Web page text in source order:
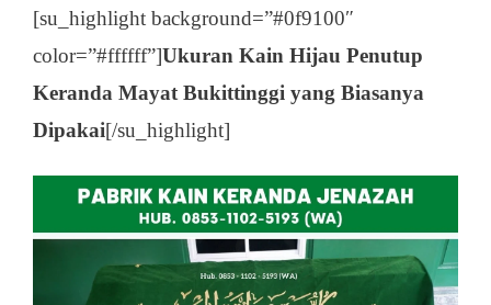
[su_highlight background=”#0f9100″
color=”#ffffff”]Ukuran Kain Hijau Penutup
Keranda Mayat Bukittinggi yang Biasanya
Dipakai[/su_highlight]